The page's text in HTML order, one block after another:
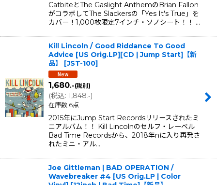
CatbiteとThe Gaslight AnthemのBrian Fallon
がコラボしてThe Slackersの「Yes It's True」を
カバー！1,000枚限定7インチ・ソノシート！！ …
Kill Lincoln / Good Riddance To Good
Advice [US Orig.LP][CD | Jump Start]【新
品】
[JST-100]
1,680.-(税別)
(税込: 1,848.-)
在庫数 6点
2015年にJump Start Recordsリリースされたミ
ニアルバム！！ Kill Lincolnのセルフ・レーベル
Bad Time Recordsから、2018年nに入り再発さ
れたミニ・アル…
Joe Gittleman | BAD OPERATION /
Wavebreaker #4 [US Orig.LP | Color